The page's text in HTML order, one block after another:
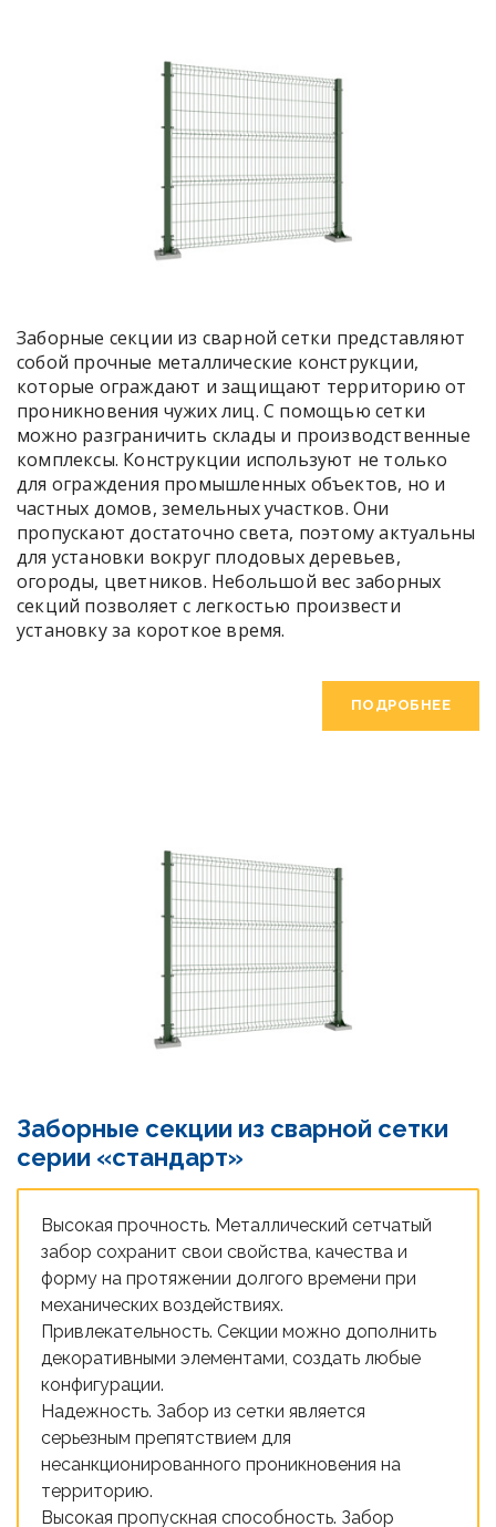
Заборные секции из сварной сетки представляют
собой прочные металлические конструкции,
которые ограждают и защищают территорию от
проникновения чужих лиц. С помощью сетки
можно разграничить склады и производственные
комплексы. Конструкции используют не только
для ограждения промышленных объектов, но и
частных домов, земельных участков. Они
пропускают достаточно света, поэтому актуальны
для установки вокруг плодовых деревьев,
огороды, цветников. Небольшой вес заборных
секций позволяет с легкостью произвести
установку за короткое время.
ПОДРОБНЕЕ
Заборные секции из сварной сетки
серии «стандарт»
Высокая прочность. Металлический сетчатый
забор сохранит свои свойства, качества и
форму на протяжении долгого времени при
механических воздействиях.
Привлекательность. Секции можно дополнить
декоративными элементами, создать любые
конфигурации.
Надежность. Забор из сетки является
серьезным препятствием для
несанкционированного проникновения на
территорию.
Высокая пропускная способность. Забор